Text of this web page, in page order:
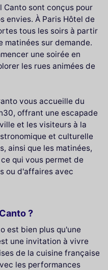
Canto sont conçus pour
envies. À Paris Hôtel de
tous les soirs à partir
matinées sur demande.
une soirée en
les rues animées de
vous accueille du
offrant une escapade
et les visiteurs à la
et culturelle
ainsi que les matinées,
qui vous permet de
ou d'affaires avec
?
est bien plus qu'une
une invitation à vivre
de la cuisine française
les performances